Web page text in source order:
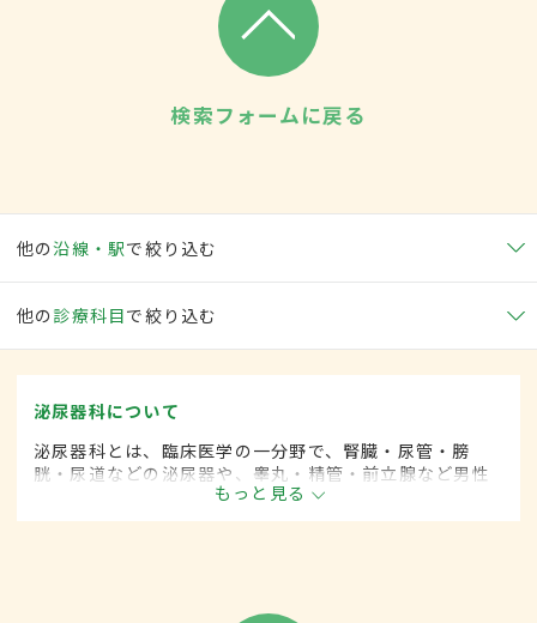
検索フォームに戻る
他の沿線・駅で絞り込む
他の 診療科目で絞り込む
泌尿器科について
泌尿器科とは、臨床医学の一分野で、腎臓・尿管・膀
胱・尿道などの泌尿器や、睾丸・精管・前立腺など男性
性器に関係した疾患を専門的に取り扱います。
もっと見る